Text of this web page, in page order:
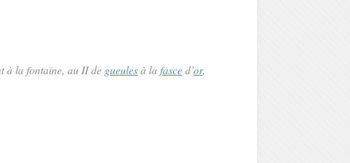
à la fontaine, au II de gueulesà la fasced’or,